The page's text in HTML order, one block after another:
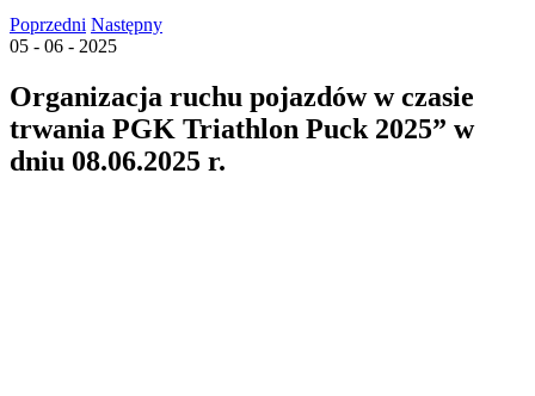
Poprzedni Następny
05 - 06 - 2025
Organizacja ruchu pojazdów w czasie
trwania PGK Triathlon Puck 2025” w
dniu 08.06.2025 r.